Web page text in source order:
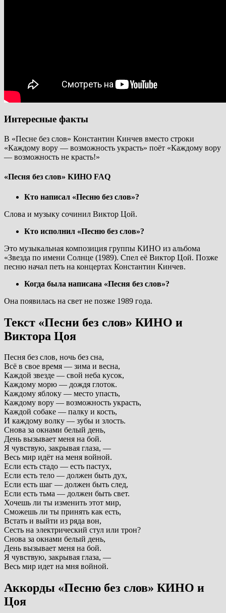
Интересные факты
В «Песне без слов» Константин Кинчев вместо строки
«Каждому вору — возможность украсть» поёт «Каждому вору
— возможность не красть!»
«Песня без слов» КИНО FAQ
Кто написал «Песню без слов»?
Слова и музыку сочинил Виктор Цой.
Кто исполнил «Песню без слов»?
Это музыкальная композиция группы КИНО из альбома
«Звезда по имени Солнце (1989). Спел её Виктор Цой. Позже
песню начал петь на концертах Константин Кинчев.
Когда была написана «Песня без слов»?
Она появилась на свет не позже 1989 года.
Текст «Песни без слов» КИНО и
Виктора Цоя
Песня без слов, ночь без сна,
Всё в свое время — зима и весна,
Каждой звезде — свой неба кусок,
Каждому морю — дождя глоток.
Каждому яблоку — место упасть,
Каждому вору — возможность украсть,
Каждой собаке — палку и кость,
И каждому волку — зубы и злость.
Снова за окнами белый день,
День вызывает меня на бой.
Я чувствую, закрывая глаза, —
Весь мир идёт на меня войной.
Если есть стадо — есть пастух,
Если есть тело — должен быть дух,
Если есть шаг — должен быть след,
Если есть тьма — должен быть свет.
Хочешь ли ты изменить этот мир,
Сможешь ли ты принять как есть,
Встать и выйти из ряда вон,
Сесть на электрический стул или трон?
Снова за окнами белый день,
День вызывает меня на бой.
Я чувствую, закрывая глаза, —
Весь мир идет на мня войной.
Аккорды «Песню без слов» КИНО и
Цоя